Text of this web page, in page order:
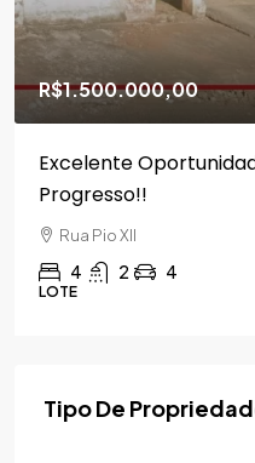
R$1.500.000,00
Excelente
Progresso!!
Rua Pio XII
4 2 4
LOTE
Tipo De